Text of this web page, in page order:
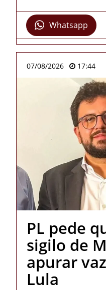
Whatsapp
07/08/2026 17:44
PL pede
sigilo de
apurar
Lula